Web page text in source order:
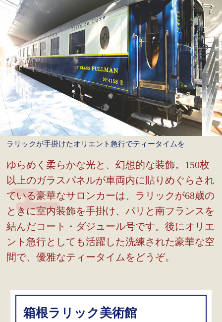
ラリックが手掛けたオリエント急行でティータイムを
ゆらめく柔らかな光と、幻想的な装飾。150枚
以上のガラスパネルが車両内に貼りめぐらされ
ている豪華なサロンカーは、ラリックが68歳の
ときに室内装飾を手掛け、パリと南フランスを
結んだコート・ダジュール号です。後にオリエ
ント急行としても活躍した洗練された豪華な空
間で、優雅なティータイムをどうぞ。
箱根ラリック美術館